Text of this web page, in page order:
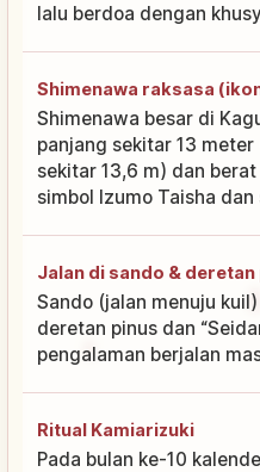
lalu berdoa dengan
Shimenawa raksasa
Shimenawa besar di
panjang sekitar 13
sekitar 13,6 m) dan
simbol Izumo Taisha
Jalan di sando & deretan
Sando (jalan menuju
deretan pinus dan
pengalaman berjalan
Ritual Kamiarizuki
Pada bulan ke-10